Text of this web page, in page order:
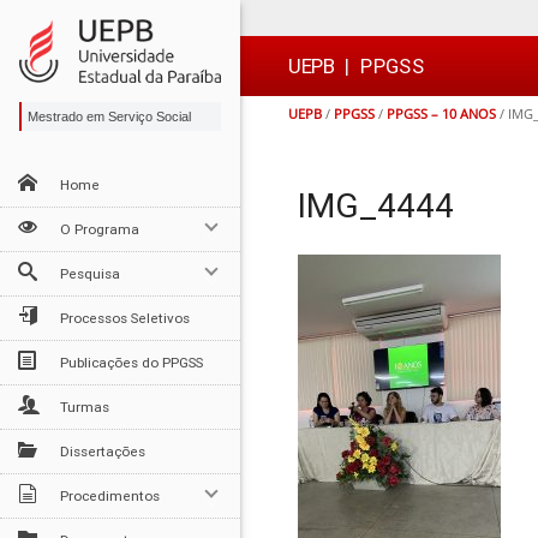
para
conteúdo
para
menu
para
busca
para
rodapé
 UEPB | PPGSS
UEPB / PPGSS / PPGSS – 10 ANOS /
Mestrado em Serviço Social
Home
O Programa
Pesquisa
Processos Seletivos
Publicações do PPGSS
Turmas
Dissertações
Procedimentos
IMG_4444